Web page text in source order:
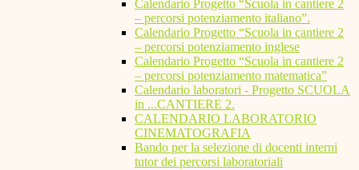
Calendario Progetto “Scuola in cantiere 2
– percorsi potenziamento italiano”.
Calendario Progetto “Scuola in cantiere 2
– percorsi potenziamento inglese
Calendario Progetto “Scuola in cantiere 2
– percorsi potenziamento matematica”
Calendario laboratori - Progetto SCUOLA
in ...CANTIERE 2.
CALENDARIO LABORATORIO
CINEMATOGRAFIA
Bando per la selezione di docenti interni
tutor dei percorsi laboratoriali